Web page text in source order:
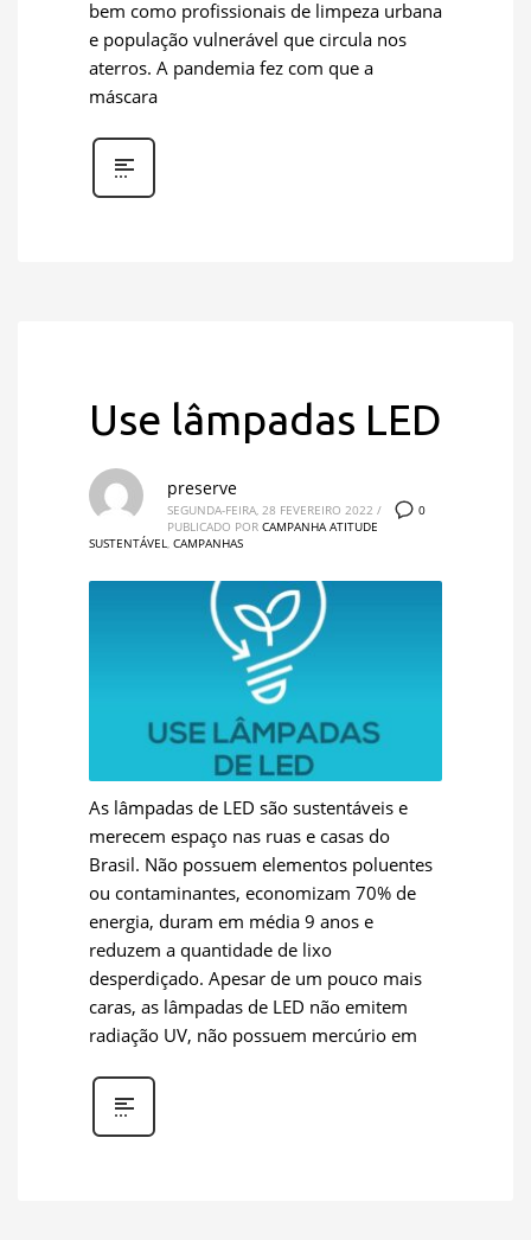
bem como profissionais de limpeza urbana
e população vulnerável que circula nos
aterros. A pandemia fez com que a
máscara
Use lâmpadas LED
0
preserve
SEGUNDA-FEIRA, 28 FEVEREIRO 2022 /
PUBLICADO POR CAMPANHA ATITUDE
SUSTENTÁVEL, CAMPANHAS
As lâmpadas de LED são sustentáveis e
merecem espaço nas ruas e casas do
Brasil. Não possuem elementos poluentes
ou contaminantes, economizam 70% de
energia, duram em média 9 anos e
reduzem a quantidade de lixo
desperdiçado. Apesar de um pouco mais
caras, as lâmpadas de LED não emitem
radiação UV, não possuem mercúrio em